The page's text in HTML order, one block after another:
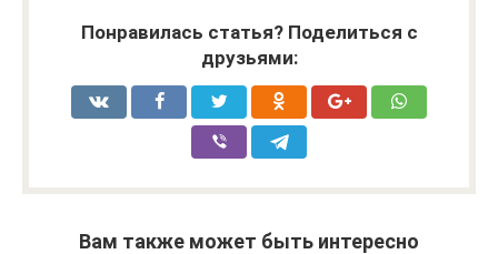
Понравилась статья? Поделиться с
друзьями:
Вам также может быть интересно